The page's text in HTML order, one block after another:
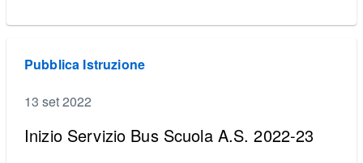
Pubblica Istruzione
13 set 2022
Inizio Servizio Bus Scuola A.S. 2022-23